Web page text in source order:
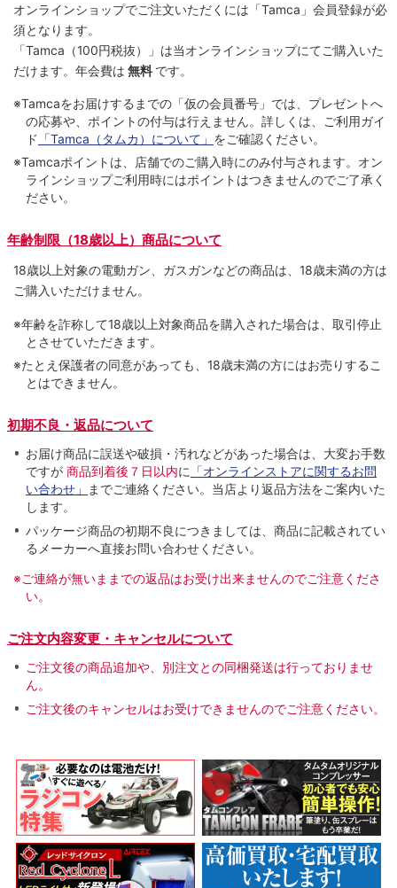
オンラインショップでご注⽂いただくには「Tamca」会員登録が必
須となります。
「Tamca （100円税抜）
」は当オンラインショップにてご購⼊いた
だけます。 年会費は 無料 です。
※Tamcaをお届けするまでの「仮の会員番号」では、プレゼントへ
の応募や、ポイントの付与は⾏えません。詳しくは、ご利⽤ガイ
ド 「Tamca（タムカ）について」 をご確認ください。
※Tamcaポイントは、店舗でのご購⼊時にのみ付与されます。オン
ラインショップご利用時にはポイントはつきませんのでご了承く
ださい。
年齢制限（18歳以上）商品について
18歳以上対象の電動ガン、ガスガンなどの商品は、18歳未満の方は
ご購入いただけません。
※年齢を詐称して18歳以上対象商品を購入された場合は、取引停止
とさせていただきます。
※たとえ保護者の同意があっても、18歳未満の方にはお売りするこ
とはできません。
初期不良・返品について
お届け商品に誤送や破損・汚れなどがあった場合は、大変お手数
ですが 商品到着後７日以内に 「オンラインストアに関するお問
い合わせ」
までご連絡ください。当店より返品方法をご案内いた
します。
パッケージ商品の初期不良につきましては、商品に記載されてい
るメーカーへ直接お問い合わせください。
※ご連絡が無いままでの返品はお受け出来ませんのでご注意くださ
い。
ご注文内容変更・キャンセルについて
ご注文後の商品追加や、別注文との同梱発送は行っておりませ
ん。
ご注文後のキャンセルはお受けできませんのでご注意ください。